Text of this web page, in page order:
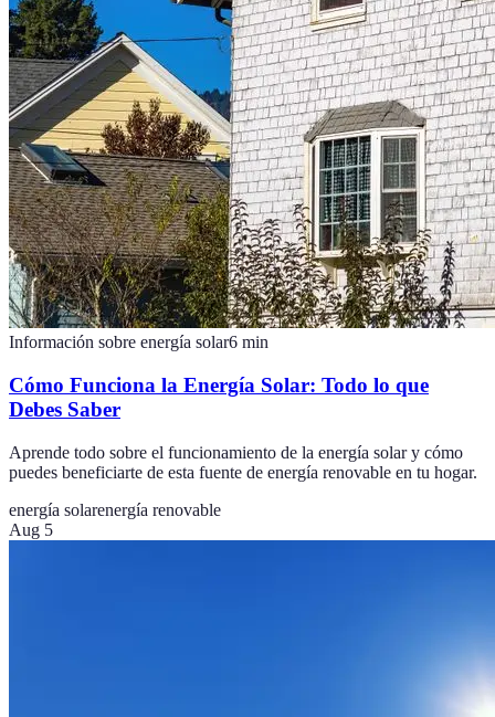
Información sobre energía solar6 min
Cómo Funciona la Energía Solar: Todo lo que
Debes Saber
Aprende todo sobre el funcionamiento de la energía solar y cómo
puedes beneficiarte de esta fuente de energía renovable en tu hogar.
energía solarenergía renovable
Aug 5